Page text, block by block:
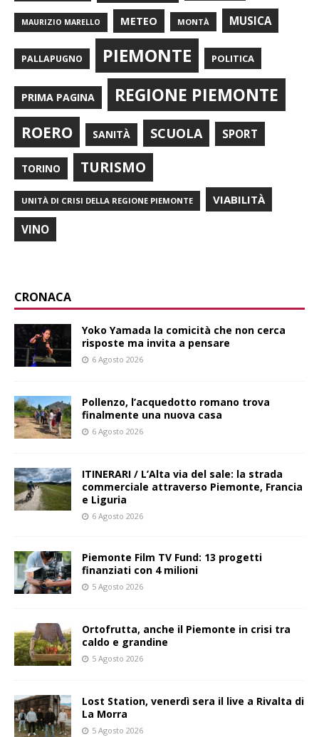
MAURIZIO MARELLO METEO MONTÀ MUSICA
PALLAPUGNO PIEMONTE POLITICA
PRIMA PAGINA REGIONE PIEMONTE
ROERO SANITÀ SCUOLA SPORT
TORINO TURISMO
UNITÀ DI CRISI DELLA REGIONE PIEMONTE VIABILITÀ
VINO
CRONACA
Yoko Yamada la comicità che non cerca
risposte ma invita a pensare
6 Agosto 2026
Pollenzo, l’acquedotto romano trova
finalmente una nuova casa
6 Agosto 2026
ITINERARI / L’Alta via del sale: la strada
commerciale attraverso Piemonte, Francia
e Liguria
6 Agosto 2026
Piemonte Film TV Fund: 13 progetti
finanziati con 4 milioni
5 Agosto 2026
Ortofrutta, anche il Piemonte in crisi tra
caldo e grandine
5 Agosto 2026
Lost Station, venerdì sera il live a Rivalta di
La Morra
5 Agosto 2026